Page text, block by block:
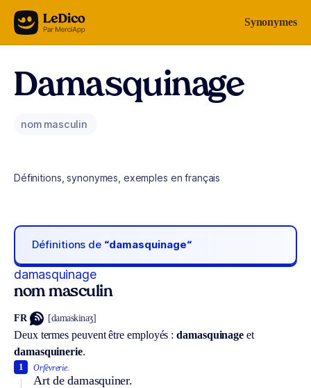
Aller au contenu Synonymes
Damasquinage
nom masculin
Définitions, synonymes, exemples en français
Définitions de “damasquinage“
damasquinage
nom masculin
FR [damaskinaʒ]
Deux termes peuvent être employés :damasquinage et
damasquinerie.
Orfèvrerie.
Art de damasquiner.
1